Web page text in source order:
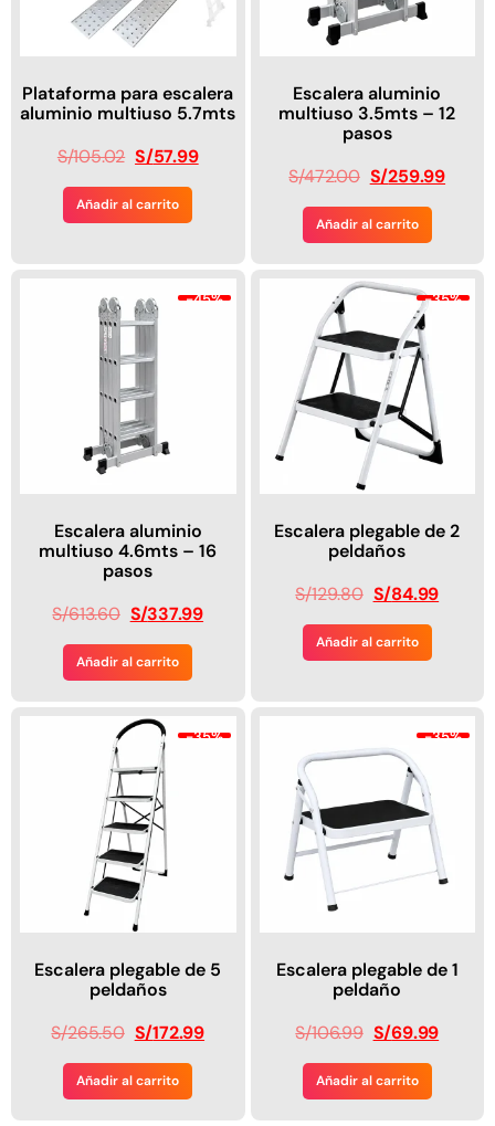
Plataforma para escalera
aluminio multiuso 5.7mts
S/105.02 S/57.99
Añadir al carrito
Escalera aluminio
multiuso 3.5mts – 12
pasos
S/472.00 S/259.99
Añadir al carrito
-45%
Escalera aluminio
multiuso 4.6mts – 16
pasos
S/613.60 S/337.99
Añadir al carrito
-35%
Escalera plegable de 2
peldaños
S/129.80 S/84.99
Añadir al carrito
-35%
Escalera plegable de 5
peldaños
S/265.50 S/172.99
Añadir al carrito
-35%
Escalera plegable de 1
peldaño
S/106.99 S/69.99
Añadir al carrito